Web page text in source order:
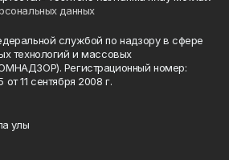
данных
службой по надзору в сфере
технологий и массовых
Регистрационный номер:
11 сентября 2008 г.
улы